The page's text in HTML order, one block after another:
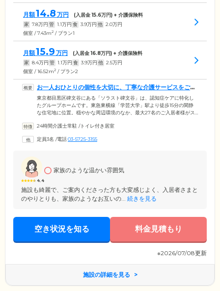
月額14.8 万円 (入居金15.6万円) + 介護保険料
家 7.8万円 管 1.1万円 食 3.9万円 他 2.0万円
個室 / 7.43m2 / プラン1
月額15.9 万円 (入居金16.8万円) + 介護保険料
家 8.4万円 管 1.1万円 食 3.9万円 他 2.5万円
個室 / 16.52m2 / プラン2
お一人おひとりの個性を大切に、丁寧な介護サービスをご提
供いたします
東京都目黒区碑文谷にある「ソラスト碑文谷」は、認知症ケアに特化し
たグループホームです。東急東横線「学芸大学」駅より徒歩15分の閑静
な住宅地に位置。穏やかな周辺環境のなか、最大27名のご入居者様がス
ケアスタッフは、ご入居者様お一人おひとりの個性を大切に、丁寧な介
りも怠りません。そのほか、レクリエーションのお誘いや水分摂取の促
24時間介護士常駐 /トイレ付き居室
定員3名 /電話03-5725-3155
4.4
家族のような温かい雰囲気
施設も綺麗で、ご案内くださった方も大変感じよく、入居者さまと
のやりとりも、家族のようなお互いの... 続きを見る
空き状況を知る 料金見積もり
※2026/07/08更新
施設の詳細を見る